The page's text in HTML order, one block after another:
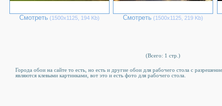
Смотреть (1500х1125, 194 Kb) Смотреть (1500х1125, 219 Kb)
(Всего: 1 стр.)
Города обои на сайте то есть, но есть и другие обои для рабочего стола c
являются клевыми картинками, вот это и есть фото для рабочего стола.